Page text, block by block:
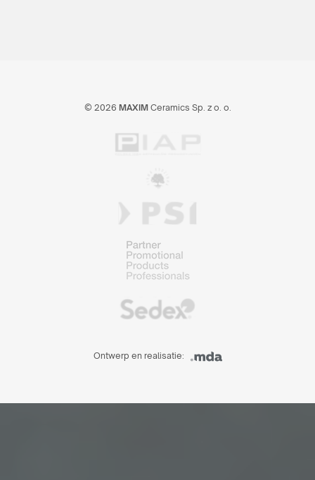
© 2026 MAXIMCeramics Sp. z o. o.
Ontwerp en realisatie: